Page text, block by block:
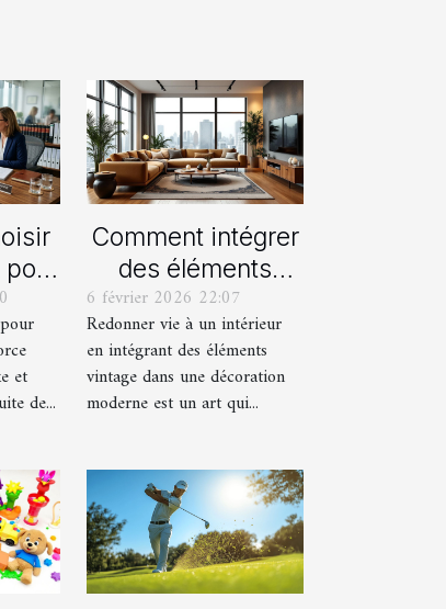
?
et
de...
Comment intégrer
des éléments
vintage dans une
décoration
moderne ?
6 février 2026 22:07
Redonner vie à un intérieur
en intégrant des éléments
vintage dans une décoration
moderne est un art qui...